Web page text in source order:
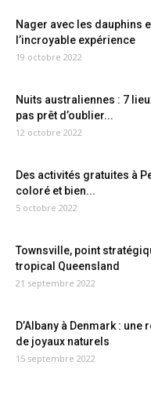
Nager avec les dauphins
l’incroyable expérience
19 octobre 2022
Nuits australiennes : 7
pas prêt d’oublier...
12 octobre 2022
Des activités gratuites à
coloré et bien...
5 octobre 2022
Townsville, point
tropical Queensland
21 septembre 2022
D’Albany à Denmark : une
de joyaux naturels
15 septembre 2022